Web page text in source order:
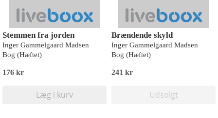
Stemmen fra jorden
Inger Gammelgaard Madsen
Bog (Hæftet)
176 kr
Læg i kurv
Brændende skyld
Inger Gammelgaard Madsen
Bog (Hæftet)
241 kr
Udsolgt